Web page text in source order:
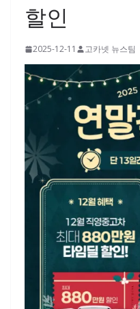
할인
2025-12-11 고카넷 뉴스팀